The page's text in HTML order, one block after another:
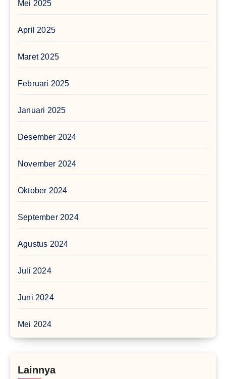
Mei 2025
April 2025
Maret 2025
Februari 2025
Januari 2025
Desember 2024
November 2024
Oktober 2024
September 2024
Agustus 2024
Juli 2024
Juni 2024
Mei 2024
Lainnya